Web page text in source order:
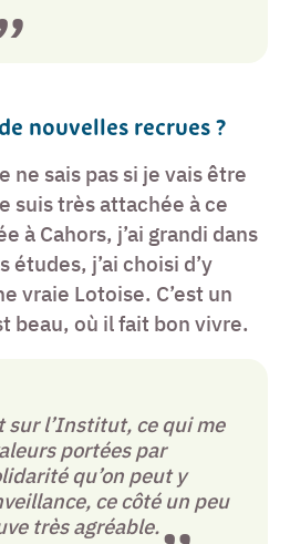
nouvelles recrues ?
ne sais pas si je vais être
suis très attachée à ce
à Cahors, j’ai grandi dans
études, j’ai choisi d’y
vraie Lotoise. C’est un
beau, où il fait bon vivre.
sur l’Institut, ce qui me
portées par
qu’on peut y
ce côté un peu
très agréable.